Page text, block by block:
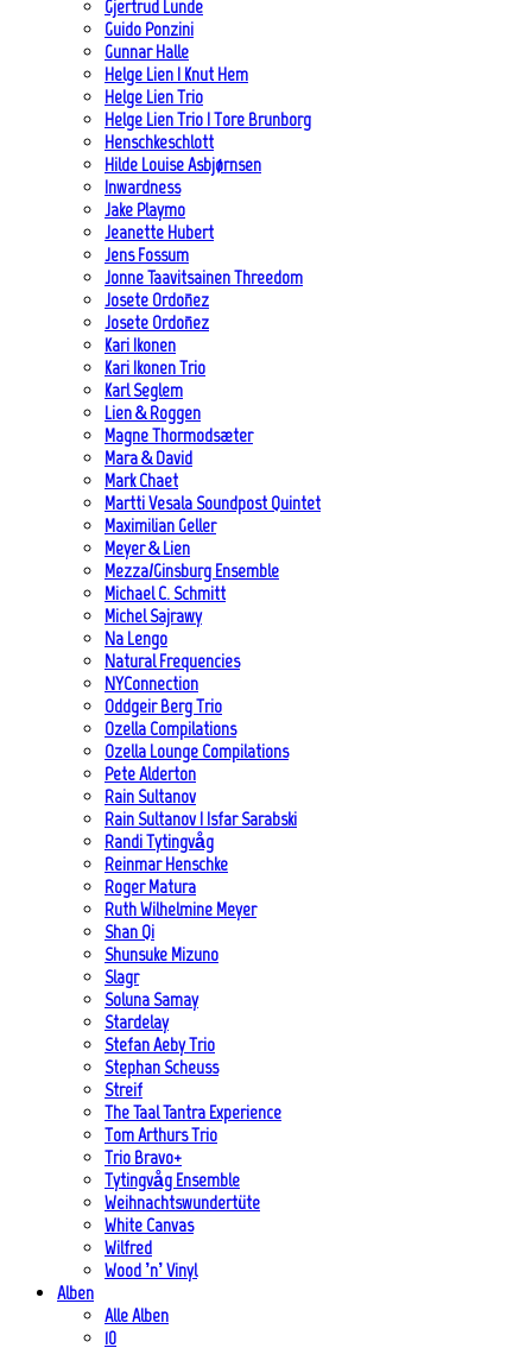
Gjertrud Lunde
Guido Ponzini
Gunnar Halle
Helge Lien | Knut Hem
Helge Lien Trio
Helge Lien Trio | Tore Brunborg
Henschkeschlott
Hilde Louise Asbjørnsen
Inwardness
Jake Playmo
Jeanette Hubert
Jens Fossum
Jonne Taavitsainen Threedom
Josete Ordoñez
Josete Ordoñez
Kari Ikonen
Kari Ikonen Trio
Karl Seglem
Lien & Roggen
Magne Thormodsæter
Mara & David
Mark Chaet
Martti Vesala Soundpost Quintet
Maximilian Geller
Meyer & Lien
Mezza/Ginsburg Ensemble
Michael C. Schmitt
Michel Sajrawy
Na Lengo
Natural Frequencies
NYConnection
Oddgeir Berg Trio
Ozella Compilations
Ozella Lounge Compilations
Pete Alderton
Rain Sultanov
Rain Sultanov | Isfar Sarabski
Randi Tytingvåg
Reinmar Henschke
Roger Matura
Ruth Wilhelmine Meyer
Shan Qi
Shunsuke Mizuno
Slagr
Soluna Samay
Stardelay
Stefan Aeby Trio
Stephan Scheuss
Streif
The Taal Tantra Experience
Tom Arthurs Trio
Trio Bravo+
Tytingvåg Ensemble
Weihnachtswundertüte
White Canvas
Wilfred
Wood ’n’ Vinyl
Alben
Alle Alben
10